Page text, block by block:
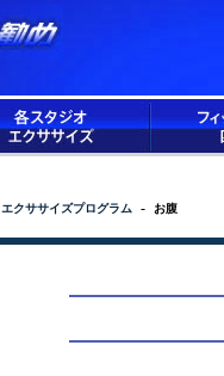
エクササイズプログラム - お腹